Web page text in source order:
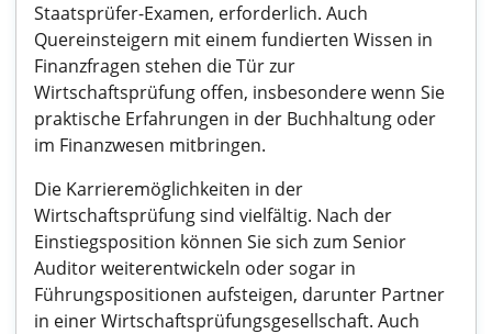
Staatsprüfer-Examen, erforderlich. Auch
Quereinsteigern mit einem fundierten Wissen in
Finanzfragen stehen die Tür zur
Wirtschaftsprüfung offen, insbesondere wenn Sie
praktische Erfahrungen in der Buchhaltung oder
im Finanzwesen mitbringen.
Die Karrieremöglichkeiten in der
Wirtschaftsprüfung sind vielfältig. Nach der
Einstiegsposition können Sie sich zum Senior
Auditor weiterentwickeln oder sogar in
Führungspositionen aufsteigen, darunter Partner
in einer Wirtschaftsprüfungsgesellschaft. Auch